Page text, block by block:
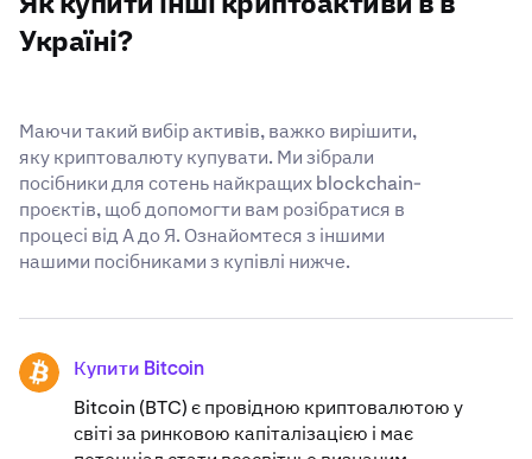
Ви довіряєте нам свій Decentraland. Дізнайтеся більше
про нашівизнані в усьому світі стандарти безпеки
Україні?
Маючи такий вибір активів, важко вирішити,
яку криптовалюту купувати. Ми зібрали
посібники для сотень найкращих blockchain-
проєктів, щоб допомогти вам розібратися в
процесі від А до Я. Ознайомтеся з іншими
нашими посібниками з купівлі нижче.
BTC Купити Bitcoin
Bitcoin (BTC) є провідною криптовалютою у
світі за ринковою капіталізацією і має